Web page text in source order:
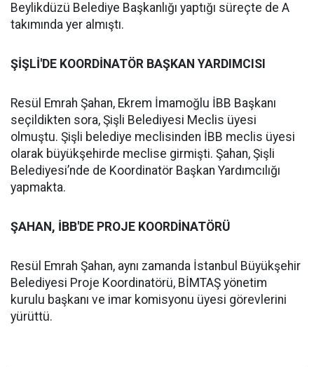
Beylikdüzü Belediye Başkanlığı yaptığı süreçte de A
takımında yer almıştı.
ŞİŞLİ'DE KOORDİNATÖR BAŞKAN YARDIMCISI
Resül Emrah Şahan, Ekrem İmamoğlu İBB Başkanı
seçildikten sora, Şişli Belediyesi Meclis üyesi
olmuştu. Şişli belediye meclisinden İBB meclis üyesi
olarak büyükşehirde meclise girmişti. Şahan, Şişli
Belediyesi’nde de Koordinatör Başkan Yardımcılığı
yapmakta.
ŞAHAN, İBB'DE PROJE KOORDİNATÖRÜ
Resül Emrah Şahan, aynı zamanda İstanbul Büyükşehir
Belediyesi Proje Koordinatörü, BİMTAŞ yönetim
kurulu başkanı ve imar komisyonu üyesi görevlerini
yürüttü.